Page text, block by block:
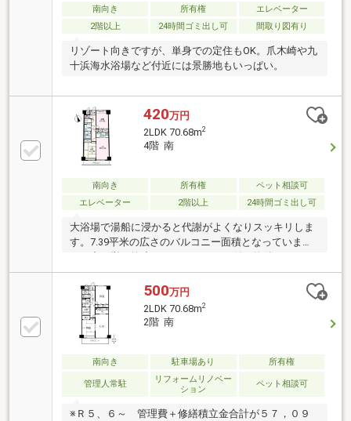
南向き 所有権
エレベーター
2階以上
24時間ゴミ出し可 間取り図有り
リゾート向きですが、単身での定住もOK。爪木崎や九
十浜海水浴場など付近には景勝地もいっぱい。
420万円
2LDK 70.68m2
4階 南
南向き 所有権
ペット相談可
エレベーター
2階以上 24時間ゴミ出し可
大浴場で湯船に浸かると代謝がよくなりスッキリしま
す。7.39平米の広さのバルコニー面積となっていま
す。空き巣を抑止するオートロック付き物件なので、
安心して生活することができます。専有面積が70.68㎡
と十分な広さでゆったりと生活できるのではないので
しょうか。24時間ゴミ出し可能なので、部屋の衛生環
境を保つことができます。事前のお申し出をいただけ
れば、ペットの飼育が可能かどうかご相談いただけま
す。
500万円
2LDK 70.68m2
2階 南
南向き 駐車場あり 所有権
管理人常駐
リフォームリノベー
ション
ペット相談可
※Ｒ５、６～ 管理費＋修繕積立金合計が５７，０９